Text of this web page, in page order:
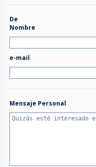
De
Nombre
e-mail
Mensaje Personal